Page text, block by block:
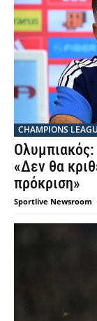
CHAMPIONS
«Δεν θα
πρόκριση»
Sportlive Newsroom -